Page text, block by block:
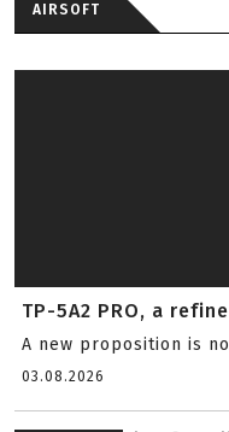
AIRSOFT
TP-5A2 PRO, a
A new proposition is
03.08.2026